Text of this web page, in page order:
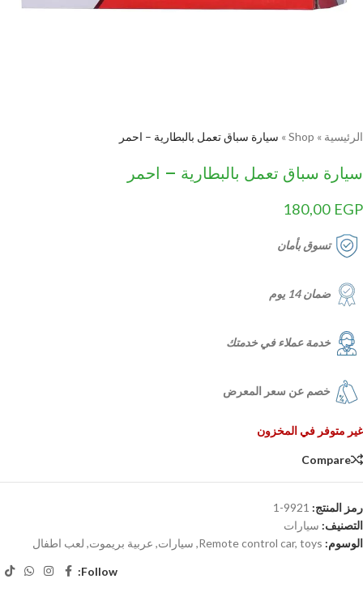
الرئيسية »
Shop
» سيارة سباق تعمل بالبطارية – احمر
سيارة سباق تعمل بالبطارية – احمر
180,00 EGP
تسوق بأمان
ضمان 14 يوم
خدمة عملاء في خدمتك
خصم عن سعر المعرض
غير متوفر في المخزون
Compare
رمز المنتج: 9921-1
التصنيف: سيارات
الوسوم:
Remote control car, toys
, سيارات, عربية بريموت, لعب اطفال
Follow: